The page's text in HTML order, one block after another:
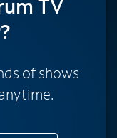
TV
of shows